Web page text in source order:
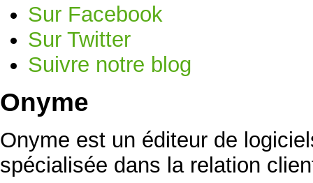
Sur Facebook
Sur Twitter
Suivre notre blog
Onyme
Onyme est un éditeur de
spécialisée dans la relation